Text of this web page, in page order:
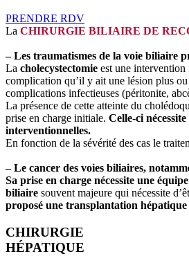
PRENDRE RDV
La CHIRURGIE BILIAIRE DE
– Les traumatismes de la voie biliaire
La cholecystectomie est une
complication qu’il y ait une lésion plus ou
complications infectieuses (péritonite,
La présence de cette atteinte du
prise en charge initiale. Celle-ci
interventionnelles.
En fonction de la sévérité des cas le
– Le cancer des voies biliaires,
Sa prise en charge nécessite une
biliaire souvent majeure qui nécessite
proposé une transplantation
CHIRURGIE
HÉPATIQUE